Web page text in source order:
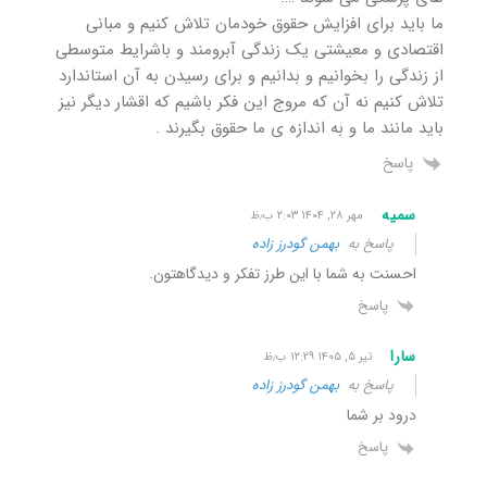
ما باید برای افزایش حقوق خودمان تلاش کنیم و مبانی
اقتصادی و معیشتی یک زندگی آبرومند و باشرایط متوسطی
از زندگی را بخوانیم و بدانیم و برای رسیدن به آن استاندارد
تلاش کنیم نه آن که مروج این فکر باشیم که اقشار دیگر نیز
باید مانند ما و به اندازه ی ما حقوق بگیرند .
پاسخ
سمیه مهر ۲۸, ۱۴۰۴ ۲:۰۳ ب٫ظ
پاسخ بهبهمن گودرز زاده
احسنت به شما با این طرز تفکر و دیدگاهتون.
پاسخ
سارا تیر ۵, ۱۴۰۵ ۱۲:۲۹ ب٫ظ
پاسخ بهبهمن گودرز زاده
درود بر شما
پاسخ